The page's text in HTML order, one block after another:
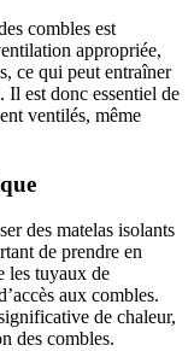
combles est
appropriée,
ce qui peut entraîner
Il est donc essentiel de
ventilés, même
des matelas isolants
de prendre en
les tuyaux de
aux combles.
de chaleur,
des combles.